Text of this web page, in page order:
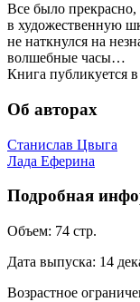
Все было
в художественную
не наткнулся на
волшебные часы…
Книга публикуется
Об авторах
Станислав Цвыга
Лада Еферина
Подробная
Объем: 74 стр.
Дата выпуска: 14
Возрастное